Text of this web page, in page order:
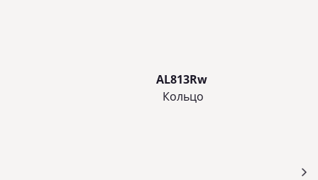
AL813Rw
Кольцo